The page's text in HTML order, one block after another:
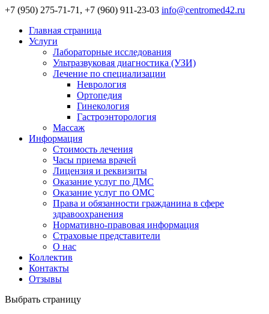
+7 (950) 275-71-71, +7 (960) 911-23-03 info@centromed42.ru
Главная страница
Услуги
Лабораторные исследования
Ультразвуковая диагностика (УЗИ)
Лечение по специализации
Неврология
Ортопедия
Гинекология
Гастроэнторология
Массаж
Информация
Стоимость лечения
Часы приема врачей
Лицензия и реквизиты
Оказание услуг по ДМС
Оказание услуг по ОМС
Права и обязанности гражданина в сфере
здравоохранения
Нормативно-правовая информация
Страховые представители
О нас
Коллектив
Контакты
Отзывы
Выбрать страницу